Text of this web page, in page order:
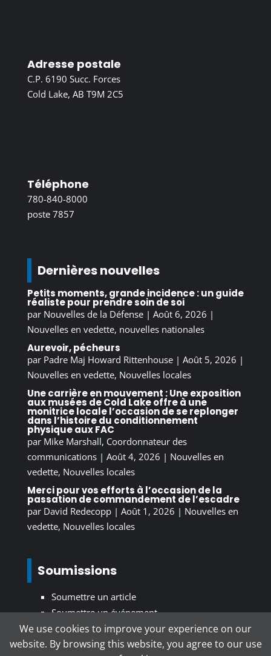
Adresse postale
C.P. 6190 Succ. Forces
Cold Lake, AB T9M 2C5
Téléphone
780-840-8000
poste 7857
Dernières nouvelles
Petits moments, grande incidence : un guide
réaliste pour prendre soin de soi
par Nouvelles de la Défense| Août 6, 2026 |
Nouvelles en vedette, nouvelles nationales
Aurevoir, pécheurs
par Padre Maj Howard Rittenhouse| Août 5, 2026 |
Nouvelles en vedette, Nouvelles locales
Une carrière en mouvement : Une exposition
aux musées de Cold Lake offre à une
monitrice locale l’occasion de se replonger
dans l’histoire du conditionnement
physique aux FAC
par Mike Marshall, Coordonnateur des
communications| Août 4, 2026 | Nouvelles en
vedette, Nouvelles locales
Merci pour vos efforts à l’occasion de la
passation de commandement de l’escadre
par David Redecopp| Août 1, 2026 | Nouvelles en
vedette, Nouvelles locales
Soumissions
Soumettre un article
Soumettre un événement
We use cookies to improve your experience on our
website. By browsing this website, you agree to our use